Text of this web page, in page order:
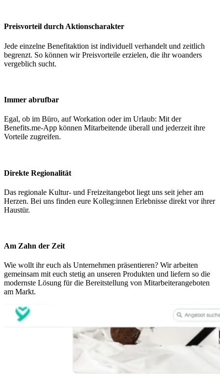
Preisvorteil durch Aktionscharakter
Jede einzelne Benefitaktion ist individuell verhandelt und zeitlich
begrenzt. So können wir Preisvorteile erzielen, die ihr woanders
vergeblich sucht.
Immer abrufbar
Egal, ob im Büro, auf Workation oder im Urlaub: Mit der
Benefits.me-App können Mitarbeitende überall und jederzeit ihre
Vorteile zugreifen.
Direkte Regionalität
Das regionale Kultur- und Freizeitangebot liegt uns seit jeher am
Herzen. Bei uns finden eure Kolleg:innen Erlebnisse direkt vor ihrer
Haustür.
Am Zahn der Zeit
Wie wollt ihr euch als Unternehmen präsentieren? Wir arbeiten
gemeinsam mit euch stetig an unseren Produkten und liefern so die
modernste Lösung für die Bereitstellung von Mitarbeiterangeboten
am Markt.